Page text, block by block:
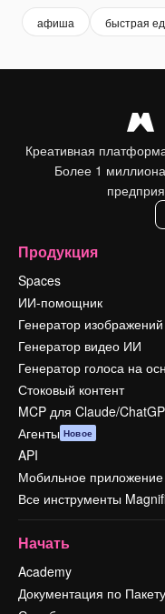
афиша быстрая
Креативная
Более 1
Продукция
Spaces
ИИ-помощник
Генератор
Генератор видео ИИ
Генератор голоса на
Стоковый контент
MCP для Claude/
Агенты Новое
API
Мобильное приложение
Все инструменты
Начать
Academy
Документация по